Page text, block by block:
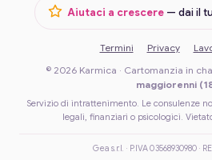
Aiutaci a crescere— dai il
Termini Privacy
© 2026 Karmica · Cartomanzia in
maggiorenni
Servizio di intrattenimento. Le consulenze
legali, finanziari o psicologici.
Gea s.r.l. · P.IVA 03568930980 ·